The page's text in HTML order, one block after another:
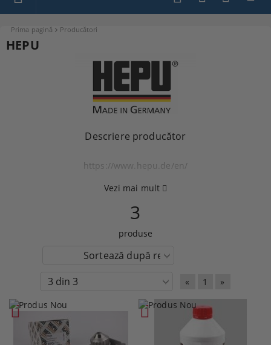
Prima pagină Producători
HEPU
Descriere producător
https://www.hepu.de/en/
Vezi mai mult
3
produse
« 1 »